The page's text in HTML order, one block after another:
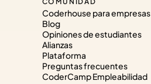
Coderhouse para empresas
Blog
Opiniones de estudiantes
Alianzas
Plataforma
Preguntas frecuentes
CoderCamp Empleabilidad